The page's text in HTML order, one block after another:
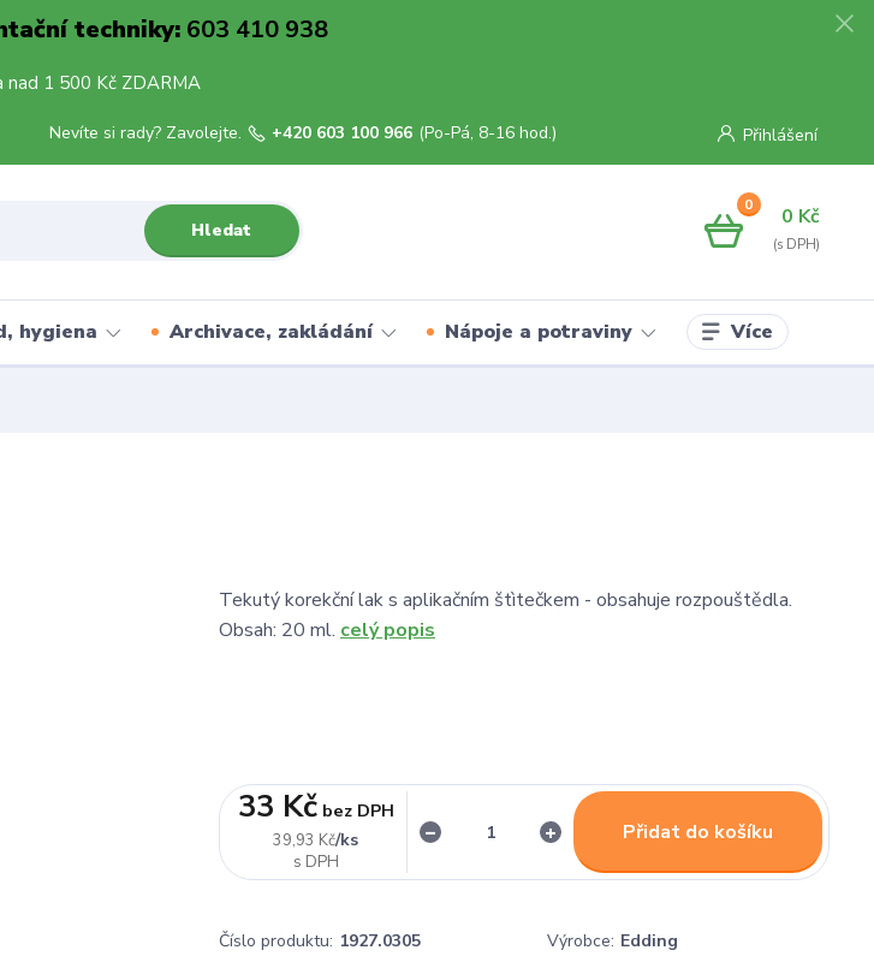
techniky:603 410 938
nad 1 500 Kč ZDARMA
Přihlášení
Hledat
Nevíte si rady? Zavolejte. +420 603 100 966 (Po-Pá, 8-16 hod.)
0 0 Kč
hygiena Archivace, zakládání Nápoje a potraviny Více
Tekutý korekční lak s aplikačním štìtečkem - obsahuje rozpouštědla.
Obsah: 20 ml. celý popis
39,93 Kč/ks
33 Kč bez DPH
Přidat do košíku
Číslo produktu: 1927.0305 Výrobce: Edding